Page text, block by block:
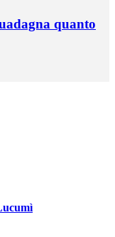
quanto